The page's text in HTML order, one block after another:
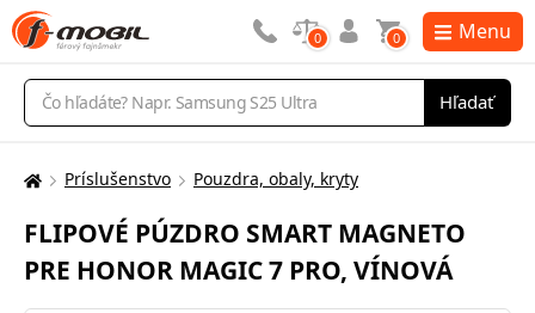
Vyhľadávanie
Hľadať
0 0 Menu
Tu
nachádzate:
Príslušenstvo Pouzdra, obaly, kryty
FLIPOVÉ PÚZDRO SMART MAGNETO
PRE HONOR MAGIC 7 PRO, VÍNOVÁ